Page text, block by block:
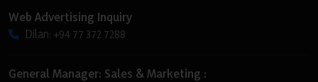
Web Advertising Inquiry
Dilan: +94 77 372 7288
General Manager: Sales & Marketing :